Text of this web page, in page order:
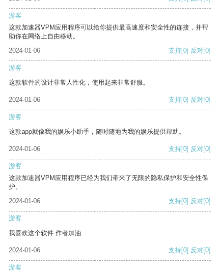
游客
这款加速器VPM应用程序可以给你提供最高速度和安全性的连接，并帮
助你在网络上自由移动。
2024-01-06
支持[0] 反对[0]
游客
这款软件的设计非常人性化，使用起来非常舒服。
2024-01-06 支持[0] 反对[0]
游客
这款app就像我的娱乐小助手，随时随地为我的娱乐提供帮助。
2024-01-06 支持[0] 反对[0]
游客
这款加速器VPM应用程序已经为我们带来了无限的隐私保护和安全性保
护。
2024-01-06
支持[0] 反对[0]
游客
我喜欢这个软件 作者加油
2024-01-06 支持[0] 反对[0]
游客